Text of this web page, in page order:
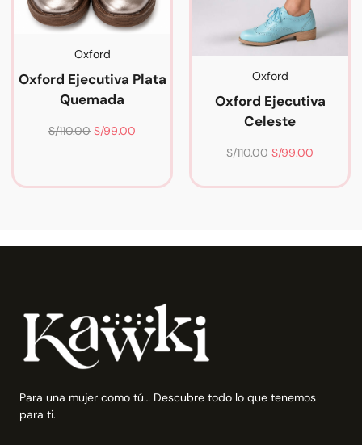
Oxford
Oxford Ejecutiva Plata
Quemada
S/110.00 S/99.00
Oxford
Oxford Ejecutiva
Celeste
S/110.00 S/99.00
Para una mujer como tú… Descubre todo lo que tenemos
para ti.